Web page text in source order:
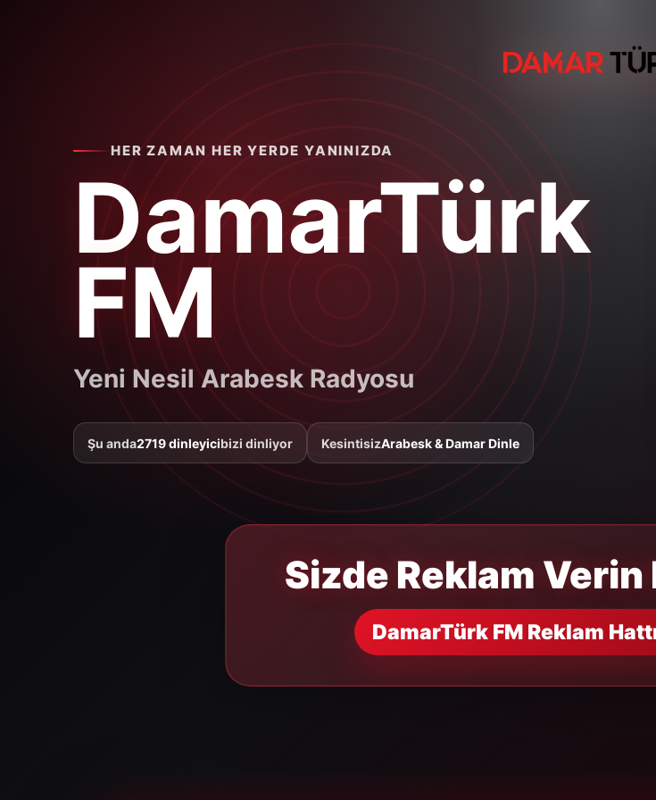
HER ZAMAN HER YERDE YANINIZDA
DamarTürk
FM
Yeni Nesil Arabesk Radyosu
Şu anda2719 dinleyicibizi dinliyor KesintisizArabesk & Damar Dinle
Sizde Reklam Verin
DamarTürk FM Reklam